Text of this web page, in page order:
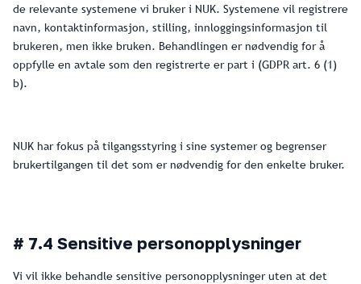
de relevante systemene vi bruker i NUK. Systemene vil registrere
navn, kontaktinformasjon, stilling, innloggingsinformasjon til
brukeren, men ikke bruken. Behandlingen er nødvendig for å
oppfylle en avtale som den registrerte er part i (GDPR art. 6 (1)
b).
NUK har fokus på tilgangsstyring i sine systemer og begrenser
brukertilgangen til det som er nødvendig for den enkelte bruker.
# 7.4 Sensitive personopplysninger
Vi vil ikke behandle sensitive personopplysninger uten at det